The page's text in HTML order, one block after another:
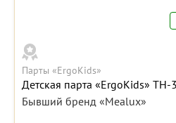
Парты «ErgoKids»
Детская парта «ErgoKids» TH-
Бывший бренд «Mealux»